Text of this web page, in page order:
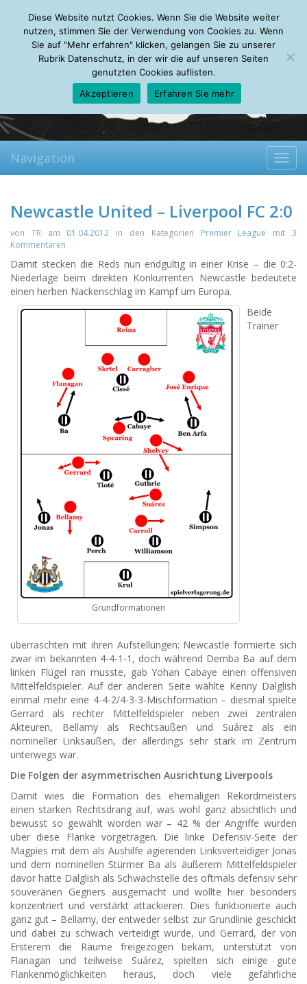
Friday, 07.08.2026
Mein Account
About Autoren Leseempfehlungen FAQ
Navigation
Newcastle United – Liverpool FC 2:0
von TRam 01.04.2012 in den Kategorien Premier League mit3
Kommentaren
Damit stecken die Reds nun endgültig in einer Krise – die 0:2-
Niederlage beim direkten Konkurrenten Newcastle bedeutete
einen herben Nackenschlag im Kampf um Europa.
Grundformationen
Beide
Trainer
überraschten mit ihren Aufstellungen: Newcastle formierte sich
zwar im bekannten 4-4-1-1, doch während Demba Ba auf dem
linken Flügel ran musste, gab Yohan Cabaye einen offensiven
Mittelfeldspieler. Auf der anderen Seite wählte Kenny Dalglish
einmal mehr eine 4-4-2/4-3-3-Mischformation – diesmal spielte
Gerrard als rechter Mittelfeldspieler neben zwei zentralen
Akteuren, Bellamy als Rechtsaußen und Suárez als ein
nomineller Linksaußen, der allerdings sehr stark im Zentrum
unterwegs war.
Die Folgen der asymmetrischen Ausrichtung Liverpools
Damit wies die Formation des ehemaligen Rekordmeisters
einen starken Rechtsdrang auf, was wohl ganz absichtlich und
bewusst so gewählt worden war – 42 % der Angriffe wurden
über diese Flanke vorgetragen. Die linke Defensiv-Seite der
Magpies mit dem als Aushilfe agierenden Linksverteidiger Jonas
und dem nominellen Stürmer Ba als äußerem Mittelfeldspieler
davor hatte Dalglish als Schwachstelle des oftmals defensiv sehr
souveränen Gegners ausgemacht und wollte hier besonders
konzentriert und verstärkt attackieren. Dies funktionierte auch
ganz gut – Bellamy, der entweder selbst zur Grundlinie geschickt
und dabei zu schwach verteidigt wurde, und Gerrard, der von
Ersterem die Räume freigezogen bekam, unterstützt von
Flanagan und teilweise Suárez, spielten sich einige gute
Flankenmöglichkeiten heraus, doch viele gefährliche
Diese Website nutzt Cookies. Wenn Sie die Website weiter
nutzen, stimmen Sie der Verwendung von Cookies zu. Wenn
Sie auf "Mehr erfahren" klicken, gelangen Sie zu unserer
Rubrik Datenschutz, in der wir die auf unseren Seiten
genutzten Cookies auflisten.
Akzeptieren
Erfahren Sie mehr